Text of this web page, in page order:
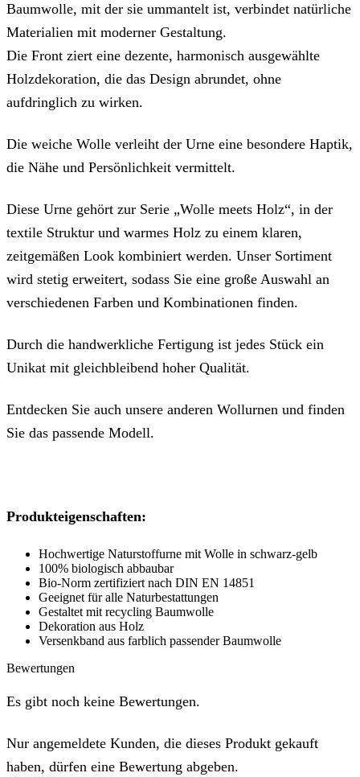
Baumwolle, mit der sie ummantelt ist, verbindet natürliche
Materialien mit moderner Gestaltung.
Die Front ziert eine dezente, harmonisch ausgewählte
Holzdekoration, die das Design abrundet, ohne
aufdringlich zu wirken.
Die weiche Wolle verleiht der Urne eine besondere Haptik,
die Nähe und Persönlichkeit vermittelt.
Diese Urne gehört zur Serie „Wolle meets Holz“, in der
textile Struktur und warmes Holz zu einem klaren,
zeitgemäßen Look kombiniert werden. Unser Sortiment
wird stetig erweitert, sodass Sie eine große Auswahl an
verschiedenen Farben und Kombinationen finden.
Durch die handwerkliche Fertigung ist jedes Stück ein
Unikat mit gleichbleibend hoher Qualität.
Entdecken Sie auch unsere anderen Wollurnen und finden
Sie das passende Modell.
Produkteigenschaften:
Hochwertige Naturstoffurne mit Wolle in schwarz-gelb
100% biologisch abbaubar
Bio-Norm zertifiziert nach DIN EN 14851
Geeignet für alle Naturbestattungen
Gestaltet mit recycling Baumwolle
Dekoration aus Holz
Versenkband aus farblich passender Baumwolle
Bewertungen
Es gibt noch keine Bewertungen.
Nur angemeldete Kunden, die dieses Produkt gekauft
haben, dürfen eine Bewertung abgeben.